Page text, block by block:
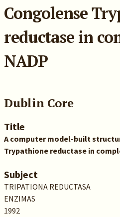
Congolense
reductase in
NADP
Dublin Core
Title
A computer model-built
Trypathione reductase in
Subject
TRIPATIONA REDUCTASA
ENZIMAS
1992